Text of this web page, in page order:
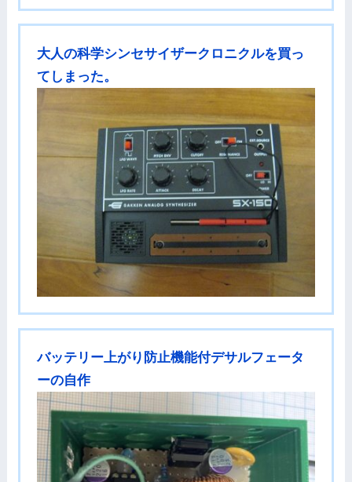
大人の科学シンセサイザークロニクルを買っ
てしまった。
バッテリー上がり防止機能付デサルフェータ
ーの自作